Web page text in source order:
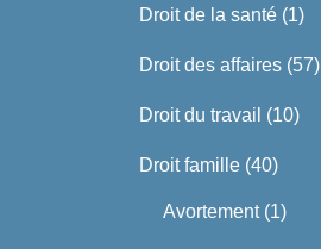
Droit de la santé (1)
Droit des affaires (57)
Droit du travail (10)
Droit famille (40)
Avortement(1)